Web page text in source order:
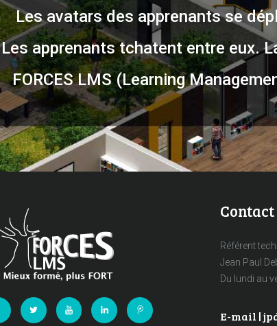
Les avatars des apprenants se
Les apprenants tchatent entre eux.
FORCES LMS (Learning
Contact
Référent
Jean Paul
Du lundi au
E-mail |